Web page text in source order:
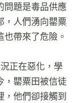
問題是毒品供應
，人們湧向罌粟
帶來了危險。
正在惡化，學
，罌粟田被信徒
，他們卻接觸到